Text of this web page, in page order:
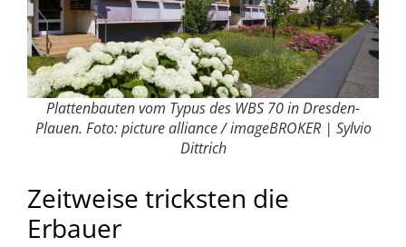
Plattenbauten vom Typus des WBS 70 in Dresden-
Plauen. Foto: picture alliance / imageBROKER | Sylvio
Dittrich
Zeitweise tricksten die
Erbauer